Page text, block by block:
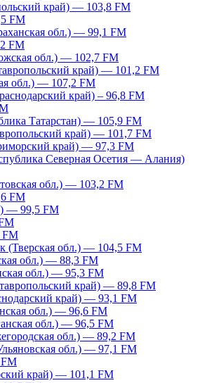
край) — 103,8 FM
FM
обл.) — 99,1 FM
FM
обл.) — 102,7 FM
край) — 101,2 FM
обл.) — 107,2 FM
край) – 96,8 FM
Татарстан) — 105,9 FM
край) — 101,7 FM
край) — 97,3 FM
Северная Осетия — Алания)
обл.) — 103,2 FM
FM
— 99,5 FM
(Тверская обл.) — 104,5 FM
обл.) — 88,3 FM
обл.) — 95,3 FM
край) — 89,8 FM
край) — 93,1 FM
обл.) — 96,6 FM
обл.) — 96,5 FM
обл.) — 89,2 FM
обл.) — 97,1 FM
край) — 101,1 FM